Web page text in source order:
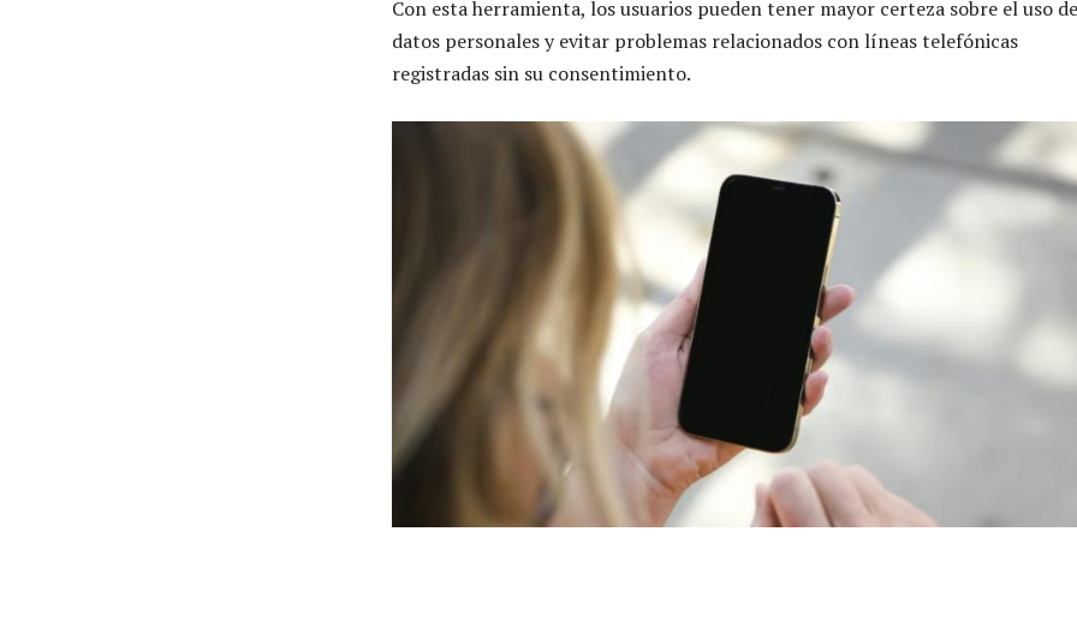
Con esta herramienta, los usuarios pueden tener mayor certeza sobre el uso
datos personales y evitar problemas relacionados con líneas telefónicas
registradas sin su consentimiento.